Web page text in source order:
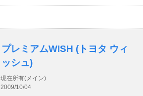
プレミアムWISH (トヨタ ウィ
ッシュ)
現在所有(メイン)
2009/10/04